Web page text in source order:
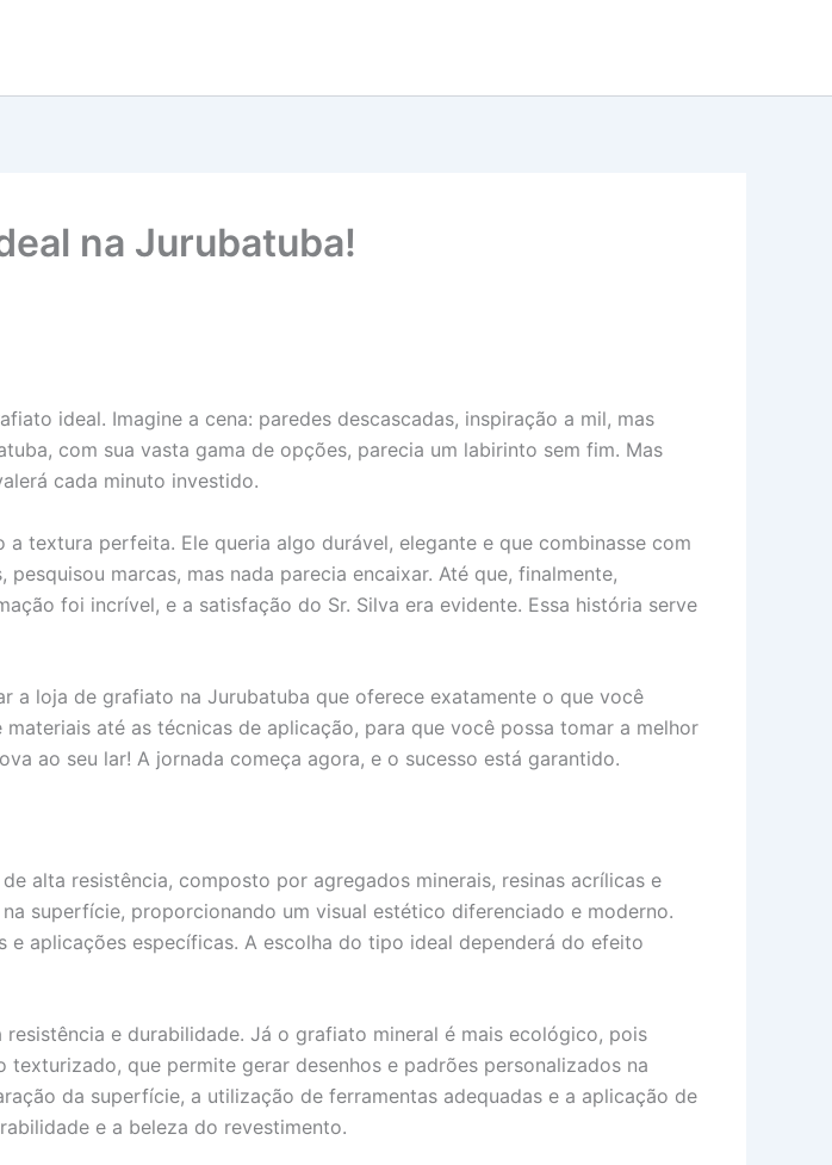
na Jurubatuba!
ideal. Imagine a cena: paredes descascadas, inspiração a mil, mas
com sua vasta gama de opções, parecia um labirinto sem fim. Mas
cada minuto investido.
textura perfeita. Ele queria algo durável, elegante e que combinasse com
marcas, mas nada parecia encaixar. Até que, finalmente,
foi incrível, e a satisfação do Sr. Silva era evidente. Essa história serve
a loja de grafiato na Jurubatuba que oferece exatamente o que você
até as técnicas de aplicação, para que você possa tomar a melhor
ao seu lar! A jornada começa agora, e o sucesso está garantido.
alta resistência, composto por agregados minerais, resinas acrílicas e
superfície, proporcionando um visual estético diferenciado e moderno.
aplicações específicas. A escolha do tipo ideal dependerá do efeito
e durabilidade. Já o grafiato mineral é mais ecológico, pois
que permite gerar desenhos e padrões personalizados na
da superfície, a utilização de ferramentas adequadas e a aplicação de
e a beleza do revestimento.